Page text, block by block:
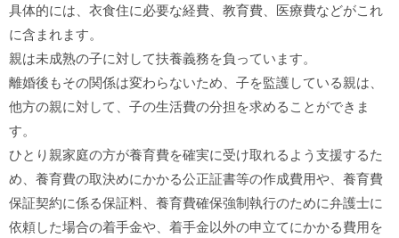
具体的には、衣食住に必要な経費、教育費、医療費などがこれ
に含まれます。
親は未成熟の子に対して扶養義務を負っています。
離婚後もその関係は変わらないため、子を監護している親は、
他方の親に対して、子の生活費の分担を求めることができま
す。
ひとり親家庭の方が養育費を確実に受け取れるよう支援するた
め、養育費の取決めにかかる公正証書等の作成費用や、養育費
保証契約に係る保証料、養育費確保強制執行のために弁護士に
依頼した場合の着手金や、着手金以外の申立てにかかる費用を